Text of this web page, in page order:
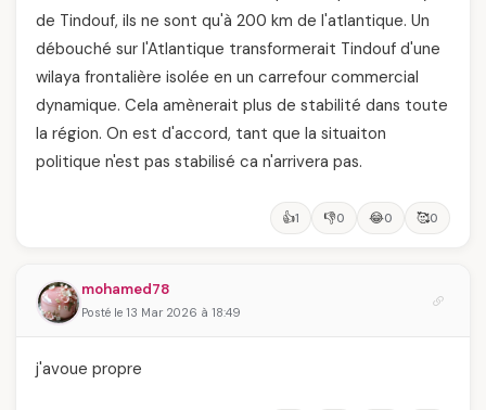
de Tindouf, ils ne sont qu'à 200 km de l'atlantique. Un
débouché sur l'Atlantique transformerait Tindouf d'une
wilaya frontalière isolée en un carrefour commercial
dynamique. Cela amènerait plus de stabilité dans toute
la région. On est d'accord, tant que la situaiton
politique n'est pas stabilisé ca n'arrivera pas.
👍1 👎0 😂0 🥰0
mohamed78
Posté le 13 Mar 2026 à 18:49
j'avoue propre